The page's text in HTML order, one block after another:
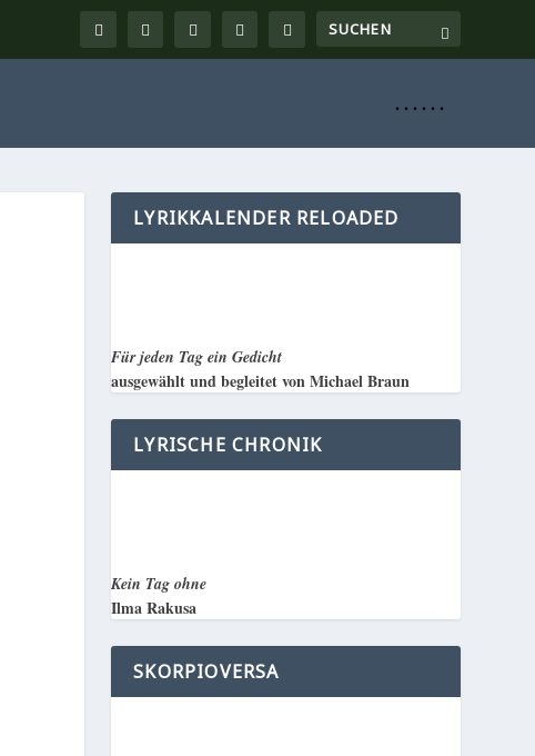
. . . . . .
LYRIKKALENDER RELOADED
Für jeden Tag ein Gedicht
ausgewählt und begleitet von Michael Braun
LYRISCHE CHRONIK
Kein Tag ohne
Ilma Rakusa
SKORPIOVERSA